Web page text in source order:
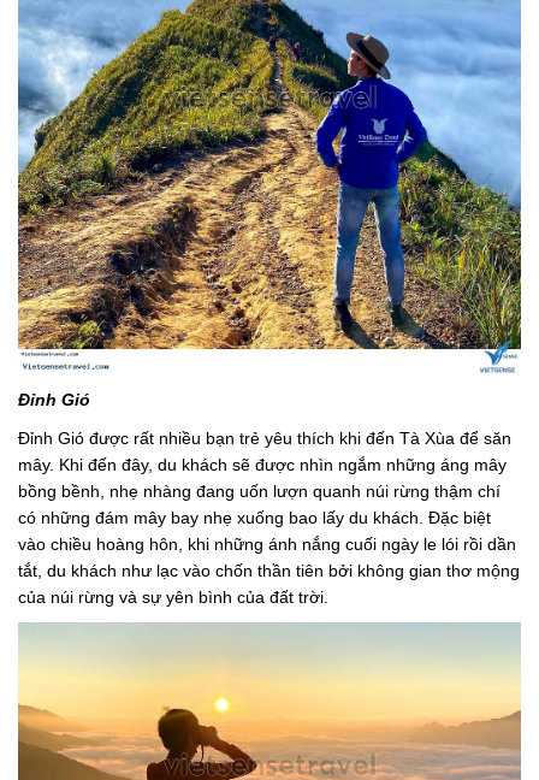
Đỉnh Gió
Đỉnh Gió được rất nhiều bạn trẻ yêu thích khi đến Tà Xùa để săn
mây. Khi đến đây, du khách sẽ được nhìn ngắm những áng mây
bồng bềnh, nhẹ nhàng đang uốn lượn quanh núi rừng thậm chí
có những đám mây bay nhẹ xuống bao lấy du khách. Đặc biệt
vào chiều hoàng hôn, khi những ánh nắng cuối ngày le lói rồi dần
tắt, du khách như lạc vào chốn thần tiên bởi không gian thơ mộng
của núi rừng và sự yên bình của đất trời.